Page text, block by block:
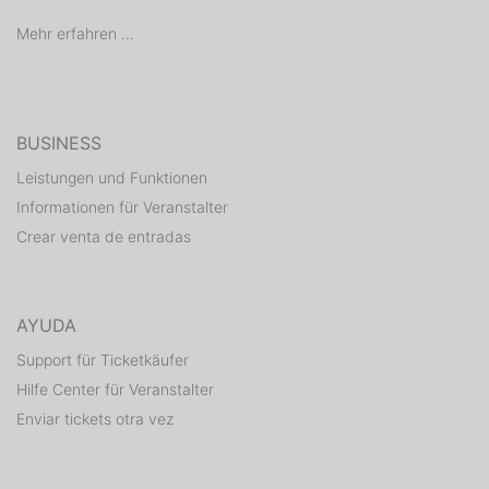
Mehr erfahren ...
BUSINESS
Leistungen und Funktionen
Informationen für Veranstalter
Crear venta de entradas
AYUDA
Support für Ticketkäufer
Hilfe Center für Veranstalter
Enviar tickets otra vez